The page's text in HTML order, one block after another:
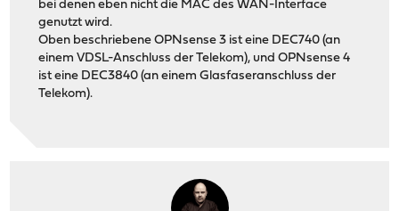
bei denen eben nicht die MAC des WAN-Interface
genutzt wird.
Oben beschriebene OPNsense 3 ist eine DEC740 (an
einem VDSL-Anschluss der Telekom), und OPNsense 4
ist eine DEC3840 (an einem Glasfaseranschluss der
Telekom).